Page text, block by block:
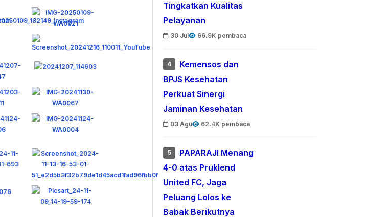
Tingkatkan Kualitas
Pelayanan
30 Jul 66.9K pembaca
4
Kemensos dan
BPJS Kesehatan
Perkuat Sinergi
Jaminan Kesehatan
03 Agu 62.4K pembaca
5
PAPARAJI Menang
4-0 atas Pruklend
United FC, Jaga
Peluang Lolos ke
Babak Berikutnya